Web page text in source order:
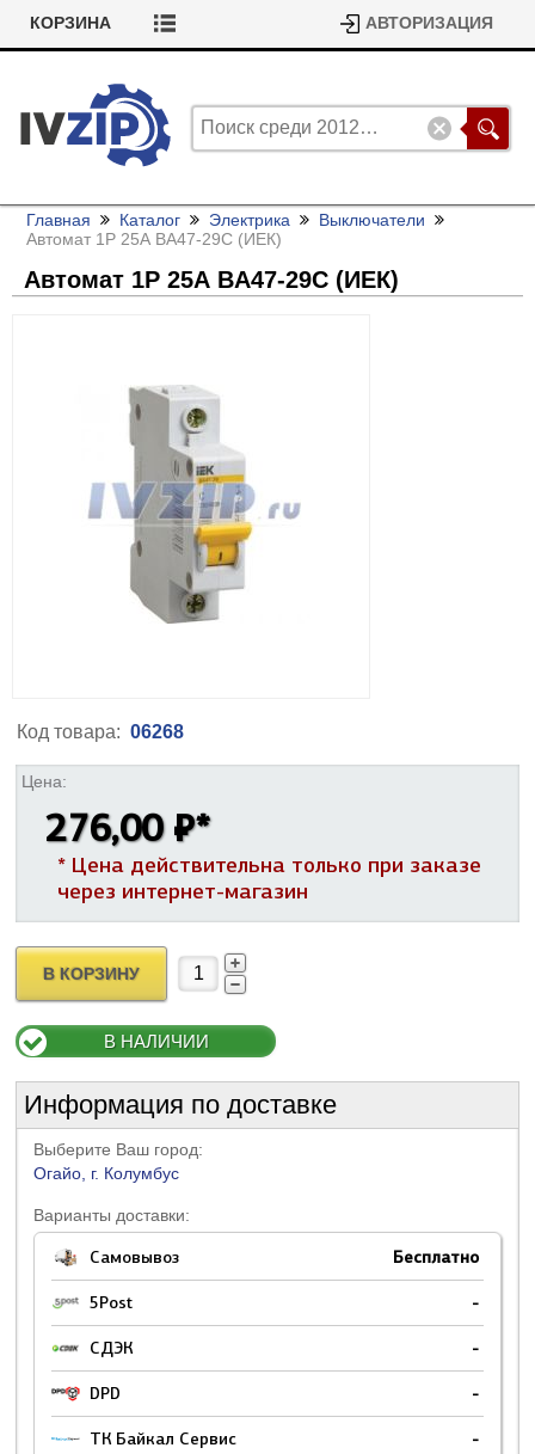
КОРЗИНА АВТОРИЗАЦИЯ
Главная Каталог Электрика
Выключатели
Автомат 1P 25А BA47-29C (ИЕК)
Автомат 1P 25А BA47-29C (ИЕК)
Код товара: 06268
Цена:
276,00 ₽*
* Цена действительна только при заказе
через интернет-магазин
В КОРЗИНУ
В НАЛИЧИИ
Информация по доставке
Выберите Ваш город:
Огайо, г. Колумбус
Варианты доставки:
Самовывоз Бесплатно
5Post -
СДЭК -
DPD -
ТК Байкал Сервис -